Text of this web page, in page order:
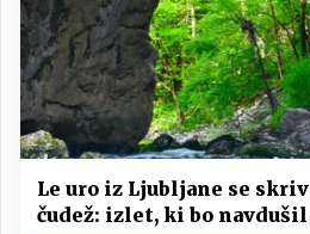
Le uro iz Ljubljane se
čudež: izlet, ki bo